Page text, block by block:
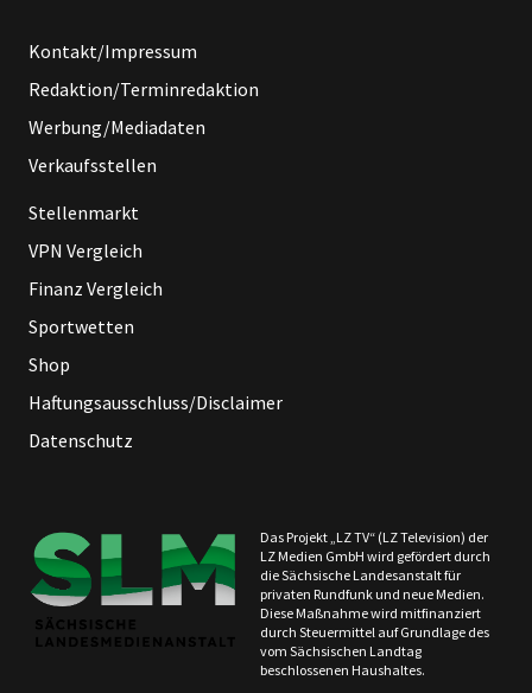
Kontakt/Impressum
Redaktion/Terminredaktion
Werbung/Mediadaten
Verkaufsstellen
Stellenmarkt
VPN Vergleich
Finanz Vergleich
Sportwetten
Shop
Haftungsausschluss/Disclaimer
Datenschutz
Das Projekt „LZ TV“ (LZ Television) der
LZ Medien GmbH wird gefördert durch
die Sächsische Landesanstalt für
privaten Rundfunk und neue Medien.
Diese Maßnahme wird mitfinanziert
durch Steuermittel auf Grundlage des
vom Sächsischen Landtag
beschlossenen Haushaltes.